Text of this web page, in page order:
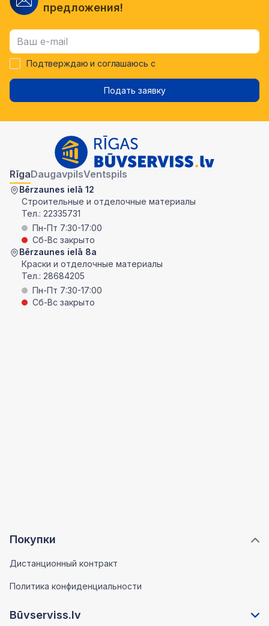
предложения!
Подтверждаю и соглашаюсь с
Подать заявку
Покупки
Дистанционный контракт
Политика конфиденциальности
Būvserviss.lv
RīgaDaugavpilsVentspils
Bērzaunes ielā 12
Строительные и отделочные материалы
Тел.: 22335731
Пн-Пт 7:30-17:00
Сб-Вс закрыто
Bērzaunes ielā 8a
Краски и отделочные материалы
Тел.: 28684205
Пн-Пт 7:30-17:00
Сб-Вс закрыто